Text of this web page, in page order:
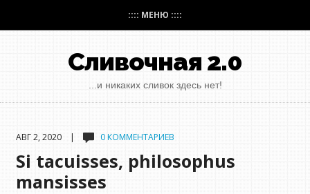
:::: МЕНЮ ::::
Сливочная 2.0
...и никаких сливок здесь нет!
АВГ 2, 2020 | 0 КОММЕНТАРИЕВ
Si tacuisses, philosophus
mansisses